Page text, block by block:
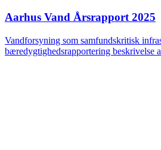
Aarhus Vand Årsrapport 2025
Vandforsyning som samfundskritisk
bæredygtighedsrapportering beskrivelse